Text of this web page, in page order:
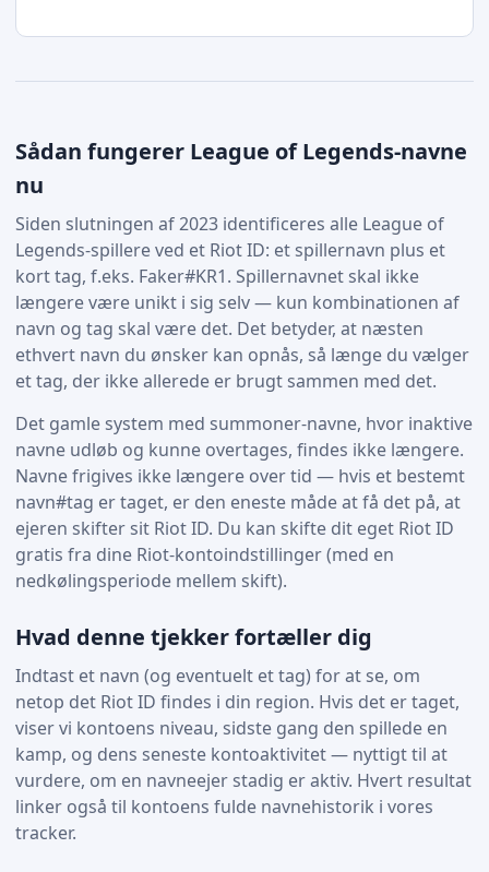
Sådan fungerer League of Legends-navne
nu
Siden slutningen af 2023 identificeres alle League of
Legends-spillere ved et Riot ID: et spillernavn plus et
kort tag, f.eks. Faker#KR1. Spillernavnet skal ikke
længere være unikt i sig selv — kun kombinationen af
navn og tag skal være det. Det betyder, at næsten
ethvert navn du ønsker kan opnås, så længe du vælger
et tag, der ikke allerede er brugt sammen med det.
Det gamle system med summoner-navne, hvor inaktive
navne udløb og kunne overtages, findes ikke længere.
Navne frigives ikke længere over tid — hvis et bestemt
navn#tag er taget, er den eneste måde at få det på, at
ejeren skifter sit Riot ID. Du kan skifte dit eget Riot ID
gratis fra dine Riot-kontoindstillinger (med en
nedkølingsperiode mellem skift).
Hvad denne tjekker fortæller dig
Indtast et navn (og eventuelt et tag) for at se, om
netop det Riot ID findes i din region. Hvis det er taget,
viser vi kontoens niveau, sidste gang den spillede en
kamp, og dens seneste kontoaktivitet — nyttigt til at
vurdere, om en navneejer stadig er aktiv. Hvert resultat
linker også til kontoens fulde navnehistorik i vores
tracker.